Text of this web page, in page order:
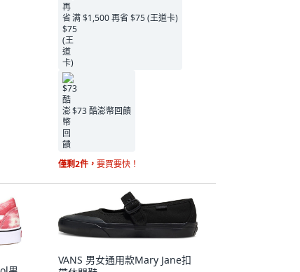
满 $1,500 再省 $75 (王道卡)
$73 酷澎幣回饋
僅剩2件， 要買要快！
VANS 男女通用款Mary Jane扣